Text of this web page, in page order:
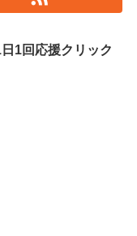
1回応援クリック